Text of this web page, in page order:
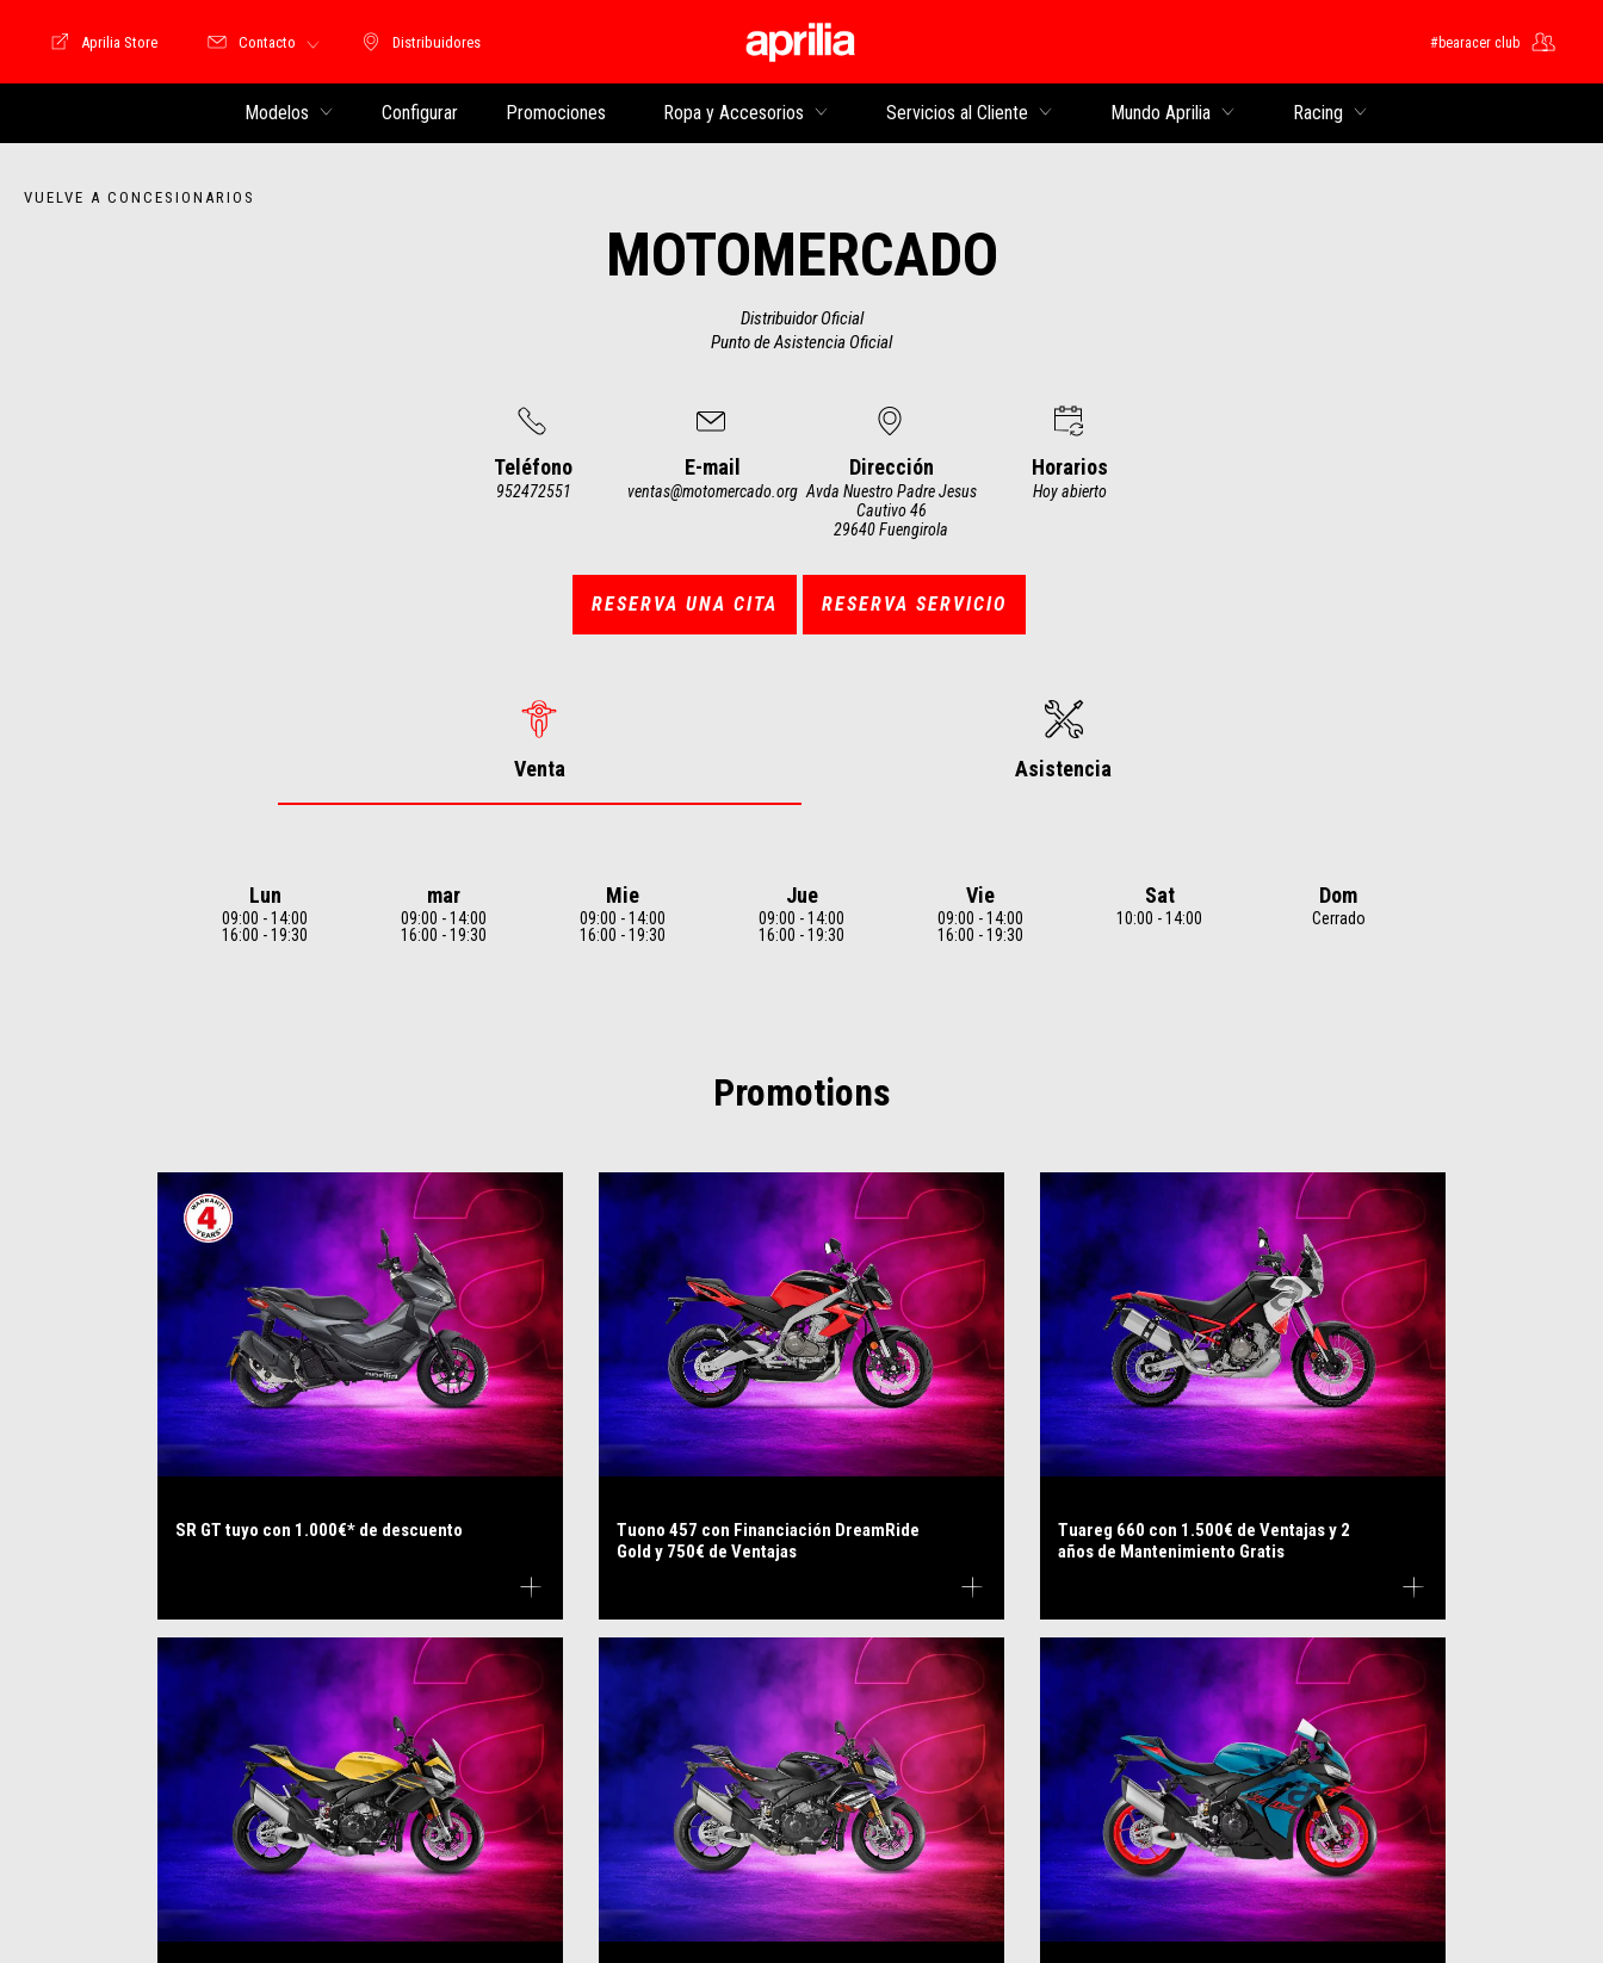
Distribuidores
Distribuidores
Store Motoguzzi
Aprilia Store Contacto #bearacer club
Modelos Configurar Promociones Ropa y Accesorios Servicios al Cliente Mundo Aprilia Racing
VUELVE A CONCESIONARIOS
MOTOMERCADO
Distribuidor Oficial
Punto de Asistencia Oficial
Teléfono
952472551
E-mail
ventas@motomercado.org
Dirección
Avda Nuestro Padre Jesus
Cautivo 46
29640 Fuengirola
Horarios
Hoy abierto
RESERVA UNA CITA RESERVA SERVICIO
Venta Asistencia
Lun
09:00 - 14:00
16:00 - 19:30
mar
09:00 - 14:00
16:00 - 19:30
Mie
09:00 - 14:00
16:00 - 19:30
Jue
09:00 - 14:00
16:00 - 19:30
Vie
09:00 - 14:00
16:00 - 19:30
Sat
10:00 - 14:00
Dom
Cerrado
Promotions
SR GT tuyo con 1.000€* de descuento
Tuono 457 con Financiación DreamRide
Gold y 750€ de Ventajas
Tuareg 660 con 1.500€ de Ventajas y 2
años de Mantenimiento Gratis